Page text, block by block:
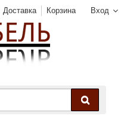
Вход
Доставка Корзина